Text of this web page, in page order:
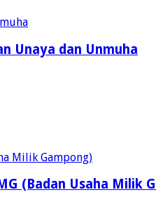
Unaya dan Unmuha
(Badan Usaha Milik